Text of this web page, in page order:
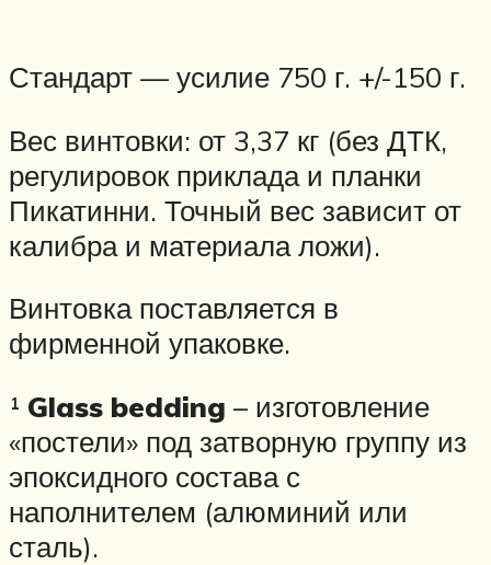
Стандарт — усилие 750 г. +/-150 г.
Вес винтовки: от 3,37 кг (без ДТК,
регулировок приклада и планки
Пикатинни. Точный вес зависит от
калибра и материала ложи).
Винтовка поставляется в
фирменной упаковке.
¹ Glass bedding – изготовление
«постели» под затворную группу из
эпоксидного состава с
наполнителем (алюминий или
сталь).